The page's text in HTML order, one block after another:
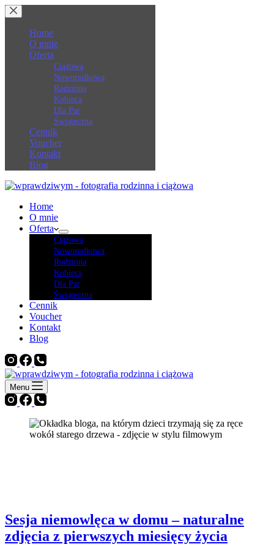
Przejdź
do
Home
O mnie
Oferta
Ciążowa
Noworodkowa
Rodzinna
Kobieca
Dla Par
Świąteczna
Cennik
Voucher
Kontakt
Blog
Home
O mnie
Oferta
Ciążowa
Noworodkowa
Rodzinna
Kobieca
Dla Par
Świąteczna
Cennik
Voucher
Kontakt
Blog
Menu
Sesja niemowlęca w domu – naturalne
zdjęcia z pierwszych miesięcy życia